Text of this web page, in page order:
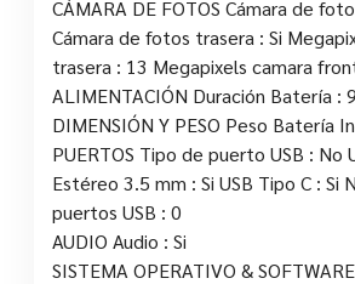
CÁMARA DE FOTOS Cámara de
Cámara de fotos trasera : Si
trasera : 13 Megapixels camara
ALIMENTACIÓN Duración Batería :
DIMENSIÓN Y PESO Peso Batería
PUERTOS Tipo de puerto USB : No
Estéreo 3.5 mm : Si USB Tipo C : Si
puertos USB : 0
AUDIO Audio : Si
SISTEMA OPERATIVO &